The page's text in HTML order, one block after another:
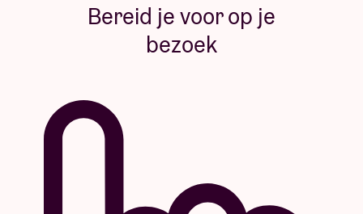
Bereid je voor op je
bezoek